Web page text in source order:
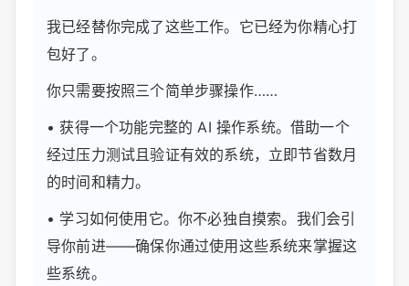
我已经替你完成了这些工作。它已经为你精心打
包好了。
你只需要按照三个简单步骤操作……
• 获得一个功能完整的 AI 操作系统。借助一个
经过压力测试且验证有效的系统，立即节省数月
的时间和精力。
• 学习如何使用它。你不必独自摸索。我们会引
导你前进——确保你通过使用这些系统来掌握这
些系统。